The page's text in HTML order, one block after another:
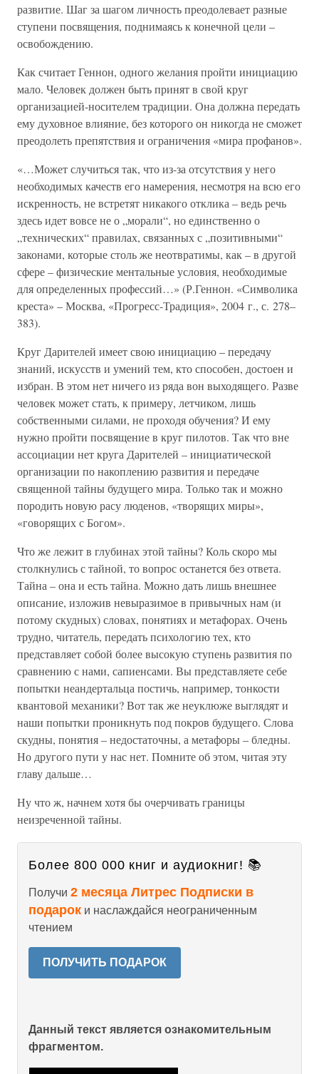
развитие. Шаг за шагом личность преодолевает разные
ступени посвящения, поднимаясь к конечной цели –
освобождению.
Как считает Геннон, одного желания пройти инициацию
мало. Человек должен быть принят в свой круг
организацией-носителем традиции. Она должна передать
ему духовное влияние, без которого он никогда не сможет
преодолеть препятствия и ограничения «мира профанов».
«…Может случиться так, что из-за отсутствия у него
необходимых качеств его намерения, несмотря на всю его
искренность, не встретят никакого отклика – ведь речь
здесь идет вовсе не о „морали“, но единственно о
„технических“ правилах, связанных с „позитивными“
законами, которые столь же неотвратимы, как – в другой
сфере – физические ментальные условия, необходимые
для определенных профессий…» (Р.Геннон. «Символика
креста» – Москва, «Прогресс-Традиция», 2004 г., с. 278–
383).
Круг Дарителей имеет свою инициацию – передачу
знаний, искусств и умений тем, кто способен, достоен и
избран. В этом нет ничего из ряда вон выходящего. Разве
человек может стать, к примеру, летчиком, лишь
собственными силами, не проходя обучения? И ему
нужно пройти посвящение в круг пилотов. Так что вне
ассоциации нет круга Дарителей – инициатической
организации по накоплению развития и передаче
священной тайны будущего мира. Только так и можно
породить новую расу люденов, «творящих миры»,
«говорящих с Богом».
Что же лежит в глубинах этой тайны? Коль скоро мы
столкнулись с тайной, то вопрос останется без ответа.
Тайна – она и есть тайна. Можно дать лишь внешнее
описание, изложив невыразимое в привычных нам (и
потому скудных) словах, понятиях и метафорах. Очень
трудно, читатель, передать психологию тех, кто
представляет собой более высокую ступень развития по
сравнению с нами, сапиенсами. Вы представляете себе
попытки неандертальца постичь, например, тонкости
квантовой механики? Вот так же неуклюже выглядят и
наши попытки проникнуть под покров будущего. Слова
скудны, понятия – недостаточны, а метафоры – бледны.
Но другого пути у нас нет. Помните об этом, читая эту
главу дальше…
Ну что ж, начнем хотя бы очерчивать границы
неизреченной тайны.
Более 800 000 книг и аудиокниг! 📚
Получи 2 месяца Литрес Подписки в
подарок и наслаждайся неограниченным
чтением
ПОЛУЧИТЬ ПОДАРОК
Данный текст является ознакомительным
фрагментом.